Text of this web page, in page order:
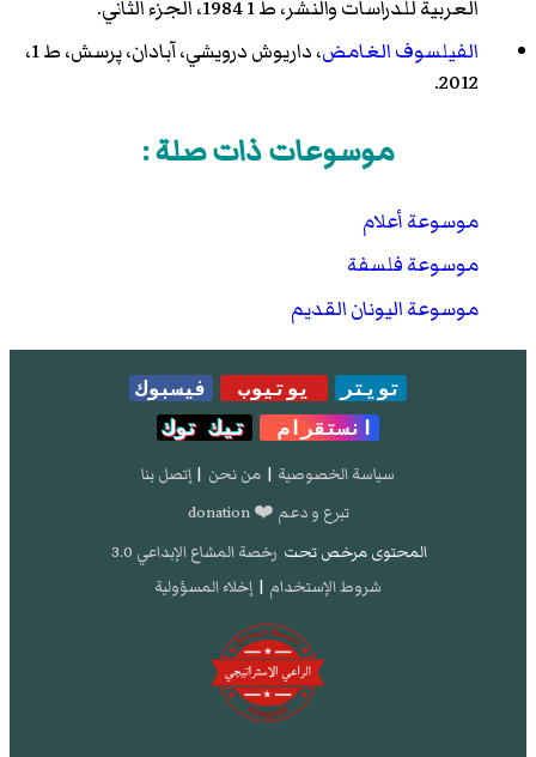
العربية للدراسات والنشر، ط 1 1984، الجزء الثاني.
الفيلسوف الغامض
، داريوش درويشي، آبادان، پرسش، ط 1،
2012.
موسوعات ذات صلة :
موسوعة أعلام
موسوعة فلسفة
موسوعة اليونان القديم
تويتر يوتيوب
فيسبوك
انستقرام
تيك توك
سياسة الخصوصية | من نحن | إتصل بنا
تبرع و دعم ❤️ donation
المحتوى مرخص تحت رخصة المشاع الإبداعي 3.0
شروط الإستخدام | إخلاء المسؤولية